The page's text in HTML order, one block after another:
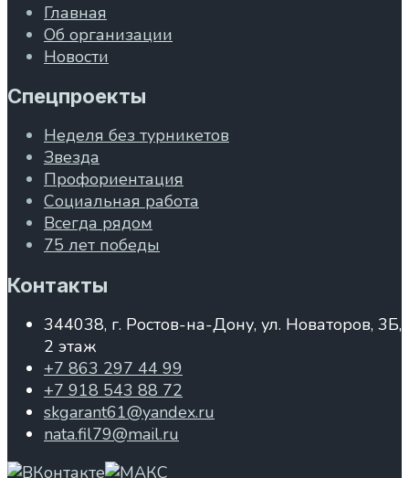
Главная
Об организации
Новости
Спецпроекты
Неделя без турникетов
Звезда
Профориентация
Социальная работа
Всегда рядом
75 лет победы
Контакты
344038, г. Ростов-на-Дону, ул. Новаторов, 3Б,
2 этаж
+7 863 297 44 99
+7 918 543 88 72
skgarant61@yandex.ru
nata.fil79@mail.ru